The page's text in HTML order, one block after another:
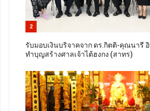
2
รับมอบเงินบริจาคจาก ดร.กิตติ-คุณนารี
ทำบุญสร้างศาลเจ้าไต้ฮงกง (สาทร)